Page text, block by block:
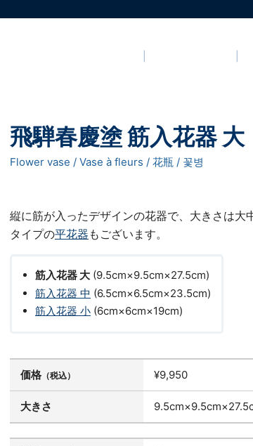
飛騨春慶塗 筋入花器 大
Flower vase / Vase à fleurs / 花瓶 / 꽃병
縦に筋が入ったデザインの花器で、大きさは
タイプの平花器 もございます。
筋入花器 大 (9.5cm×9.5cm×27.5cm)
筋入花器 中 (6.5cm×6.5cm×23.5cm)
筋入花器 小 (6cm×6cm×19cm)
価格（税込） ¥9,950
大きさ